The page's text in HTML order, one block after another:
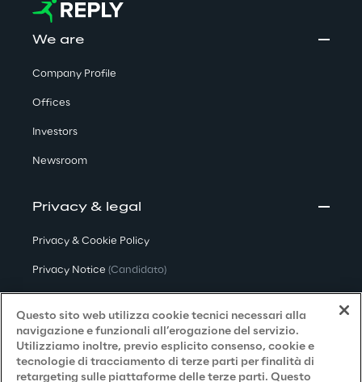
We are
Company Profile
Offices
Investors
Newsroom
Privacy & legal
Privacy & Cookie Policy
Privacy Notice (Candidato)
Privacy Notice(Fornitore)
Privacy Notice (Marketing)
Questo sito web utilizza cookie tecnici necessari alla
navigazione e funzionali all’erogazione del servizio.
Utilizziamo inoltre, previo esplicito consenso, cookie e
tecnologie di tracciamento di terze parti per finalità di
retargeting sulle piattaforme delle terze parti. Questo